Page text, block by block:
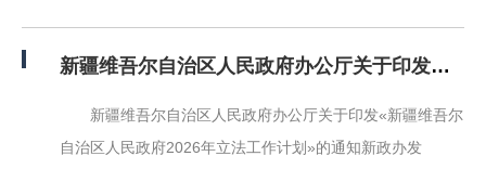
新疆维吾尔自治区人民政府办公厅关于印发《新疆维吾尔自治区人民政府2026年立法工作计划》的通知
新疆维吾尔自治区人民政府办公厅关于印发«新疆维吾尔
自治区人民政府2026年立法工作计划»的通知新政办发